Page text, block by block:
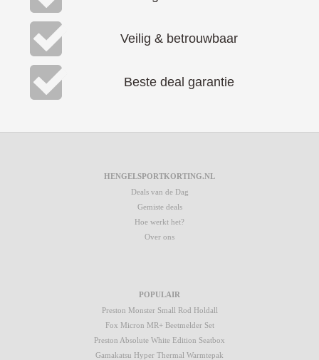
Veilig & betrouwbaar
Beste deal garantie
HENGELSPORTKORTING.NL
Deals van de Dag
Gemiste deals
Hoe werkt het?
Over ons
POPULAIR
Preston Monster Small Rod Holdall
Fox Micron MR+ Beetmelder Set
Preston Absolute White Edition Seatbox
Gamakatsu Hyper Thermal Warmtepak